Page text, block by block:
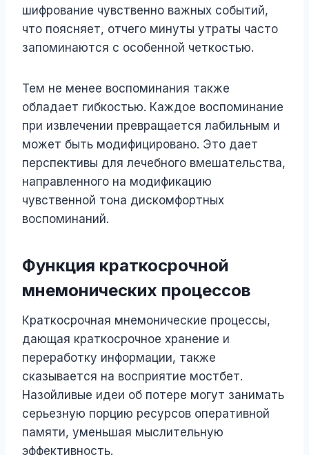
шифрование чувственно важных событий,
что поясняет, отчего минуты утраты часто
запоминаются с особенной четкостью.
Тем не менее воспоминания также
обладает гибкостью. Каждое воспоминание
при извлечении превращается лабильным и
может быть модифицировано. Это дает
перспективы для лечебного вмешательства,
направленного на модификацию
чувственной тона дискомфортных
воспоминаний.
Функция краткосрочной
мнемонических процессов
Краткосрочная мнемонические процессы,
дающая краткосрочное хранение и
переработку информации, также
сказывается на восприятие мостбет.
Назойливые идеи об потере могут занимать
серьезную порцию ресурсов оперативной
памяти, уменьшая мыслительную
эффективность.